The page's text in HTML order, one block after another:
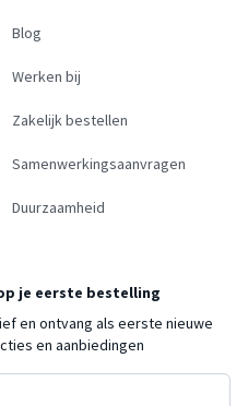
Blog
Werken bij
Zakelijk bestellen
Samenwerkingsaanvragen
Duurzaamheid
je eerste bestelling
en ontvang als eerste nieuwe
en aanbiedingen